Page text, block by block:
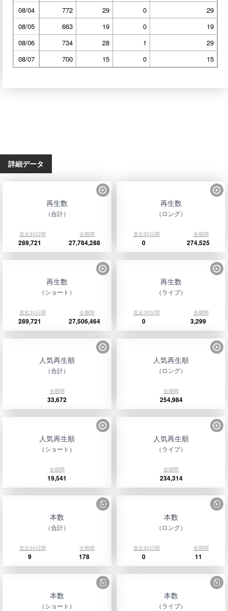
08/04
772 29 0
29
08/05
663 19 0
19
08/06
734 28 1
29
08/07
700 15 0 15
詳細データ
再生数
（合計）
直近30日間 全期間
289,721 27,784,288
再生数
（ロング）
直近30日間 全期間
0 274,525
再生数
（ショート）
直近30日間 全期間
289,721 27,506,464
再生数
（ライブ）
直近30日間 全期間
0 3,299
人気再生順
（合計）
全期間
33,672
人気再生順
（ロング）
全期間
254,984
人気再生順
（ショート）
全期間
19,541
人気再生順
（ライブ）
全期間
234,314
本数
（合計）
直近30日間 全期間
9 178
本数
（ロング）
直近30日間 全期間
0 11
本数
（ショート）
本数
（ライブ）